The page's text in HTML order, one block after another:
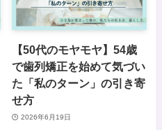
【50代のモヤモヤ】54歳
で歯列矯正を始めて気づい
た「私のターン」の引き寄
せ方
2026年6月19日